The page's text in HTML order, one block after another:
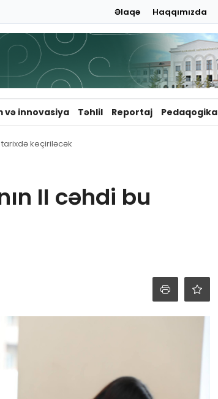
Əlaqə Haqqımızda
və innovasiya Təhlil Reportaj Pedaqogika
keçiriləcək
II cəhdi bu